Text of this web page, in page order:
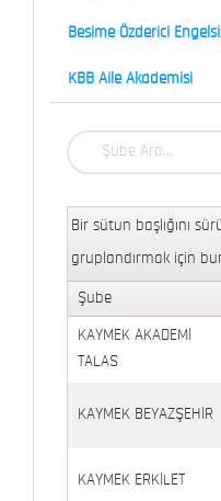
Besime Özderici
KBB Aile Akademisi
Bir sütun başlığını
gruplandırmak için
Şube
KAYMEK AKADEMİ
TALAS
KAYMEK BEYAZŞEHİR
KAYMEK ERKİLET